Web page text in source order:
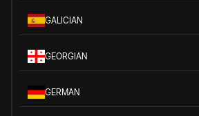
GALICIAN
GEORGIAN
GERMAN